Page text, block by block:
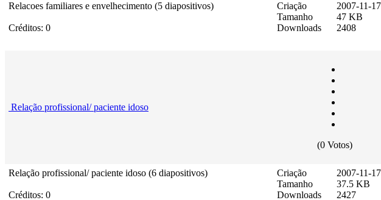
Relacoes familiares e envelhecimento (5 diapositivos)
Créditos: 0
Criação
Tamanho
Downloads
2007-11-
47 KB
2408
Relação profissional/ paciente idoso
(0 Votos)
Relação profissional/ paciente idoso (6 diapositivos)
Créditos: 0
Criação
Tamanho
Downloads
2007-11-
37.5 KB
2427